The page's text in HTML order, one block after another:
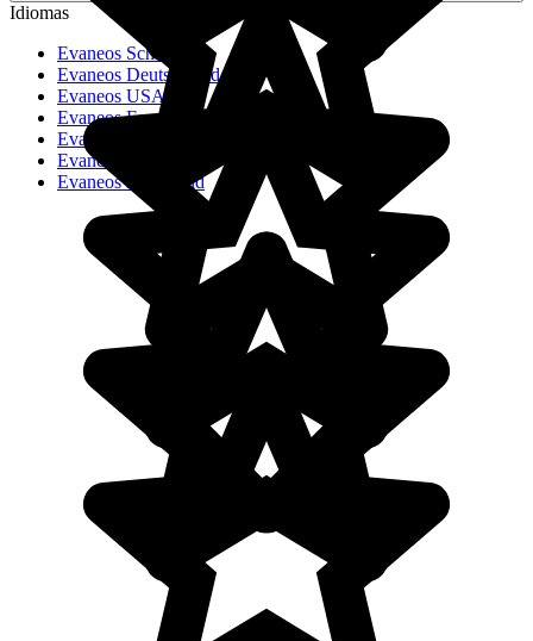
Idiomas
Evaneos Schweiz
Evaneos Deutschland
Evaneos USA
Evaneos España
Evaneos France
Evaneos Italia
Evaneos Nederland